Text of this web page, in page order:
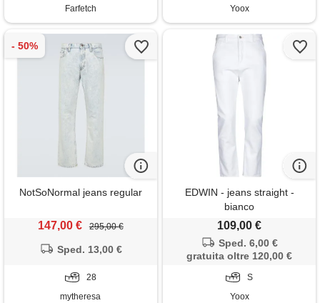
Farfetch
Yoox
NotSoNormal jeans regular
147,00 € 295,00 €
Sped. 13,00 €
28
mytheresa
EDWIN - jeans straight -
bianco
109,00 €
Sped. 6,00 €
gratuita oltre 120,00 €
S
Yoox